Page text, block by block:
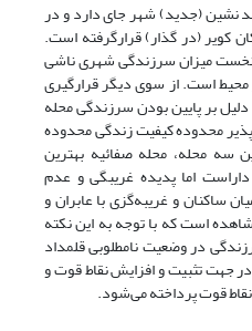
نشین (جدید) شهر جای دارد و در
کویر (در گذار) قرارگرفته است.
نخست میزان سرزندگی شهری ناشی
محیط است. از سوی دیگر قرارگیری
بر پایین بودن سرزندگی محله
محدوده کیفیت زندگی محدوده
سه محله، محله صفائیه بهترین
اما پدیده غریبگی و عدم
ساکنان و غریبه‌گزی با عابران و
است که با توجه به این نکته
در وضعیت نامطلوبی قلمداد
در جهت تثبیت و افزایش نقاط قوت و
قوت پرداخته می‌شود.